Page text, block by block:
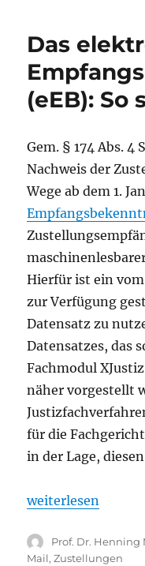
Das
(eEB): So
Gem. § 174 Abs. 4
Nachweis der
Wege ab dem 1.
Hierfür ist ein
zur Verfügung
Datensatz zu
Datensatzes, das
Fachmodul
näher vorgestellt
für die
in der Lage,
„Das
weiterlesen
Autor
Prof. Dr. Henning
Mail,Zustellungen